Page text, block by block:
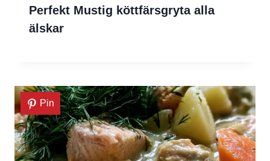
Perfekt Mustig köttfärsgryta alla
älskar
Pin